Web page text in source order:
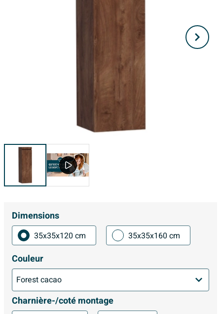
Dimensions
35x35x120 cm 35x35x160 cm
Couleur
Charnière-/coté montage